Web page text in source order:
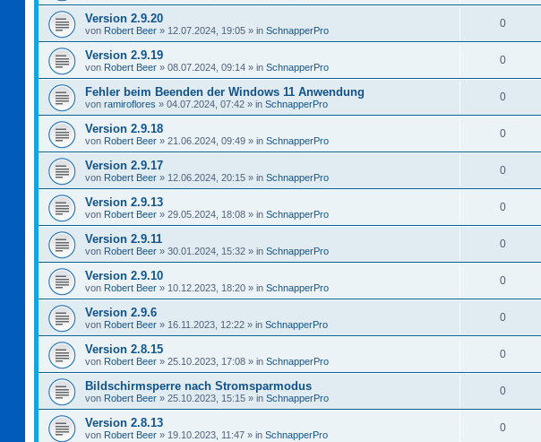
Version 2.9.20
von Robert Beer » 12.07.2024, 19:05 » in SchnapperPro
0
Version 2.9.19
von Robert Beer » 08.07.2024, 09:14 » in SchnapperPro
0
Fehler beim Beenden der Windows 11 Anwendung
von ramiroflores » 04.07.2024, 07:42 » in SchnapperPro
0
Version 2.9.18
von Robert Beer » 21.06.2024, 09:49 » in SchnapperPro
0
Version 2.9.17
von Robert Beer » 12.06.2024, 20:15 » in SchnapperPro
0
Version 2.9.13
von Robert Beer » 29.05.2024, 18:08 » in SchnapperPro
0
Version 2.9.11
von Robert Beer » 30.01.2024, 15:32 » in SchnapperPro
0
Version 2.9.10
von Robert Beer » 10.12.2023, 18:20 » in SchnapperPro
0
Version 2.9.6
von Robert Beer » 16.11.2023, 12:22 » in SchnapperPro
0
Version 2.8.15
von Robert Beer » 25.10.2023, 17:08 » in SchnapperPro
0
Bildschirmsperre nach Stromsparmodus
von Robert Beer » 25.10.2023, 15:15 » in SchnapperPro
0
Version 2.8.13
von Robert Beer » 19.10.2023, 11:47 » in SchnapperPro
0